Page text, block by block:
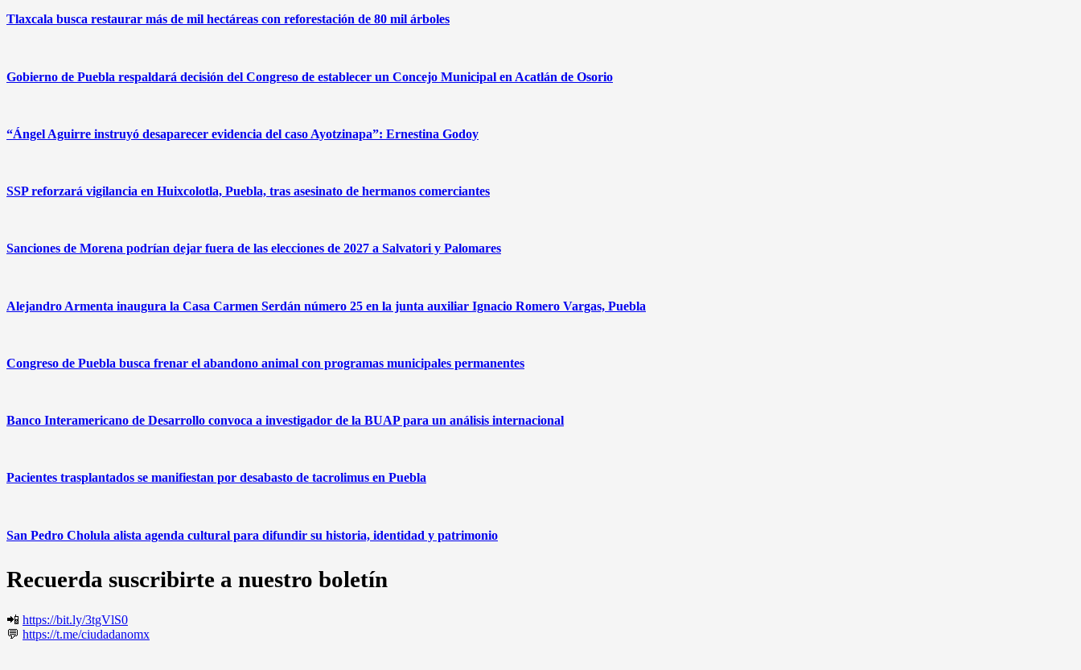
Tlaxcala busca restaurar más de mil hectáreas con reforestación de 80 mil árboles
Gobierno de Puebla respaldará decisión del Congreso de establecer un Concejo Municipal en Acatlán de Osorio
“Ángel Aguirre instruyó desaparecer evidencia del caso Ayotzinapa”: Ernestina Godoy
SSP reforzará vigilancia en Huixcolotla, Puebla, tras asesinato de hermanos comerciantes
Sanciones de Morena podrían dejar fuera de las elecciones de 2027 a Salvatori y Palomares
Alejandro Armenta inaugura la Casa Carmen Serdán número 25 en la junta auxiliar Ignacio Romero Vargas, Puebla
Congreso de Puebla busca frenar el abandono animal con programas municipales permanentes
Banco Interamericano de Desarrollo convoca a investigador de la BUAP para un análisis internacional
Pacientes trasplantados se manifiestan por desabasto de tacrolimus en Puebla
San Pedro Cholula alista agenda cultural para difundir su historia, identidad y patrimonio
Recuerda suscribirte a nuestro boletín
📲 https://bit.ly/3tgVlS0
💬 https://t.me/ciudadanomx